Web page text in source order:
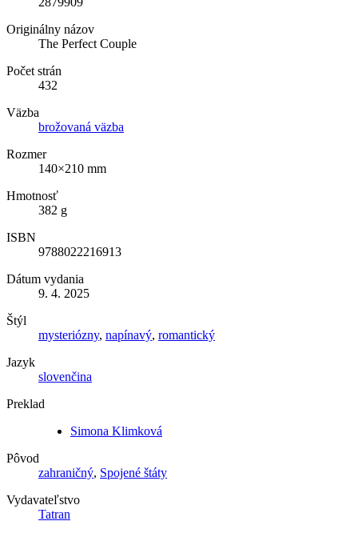
Originálny názov
The Perfect Couple
Počet strán
432
Väzba
brožovaná väzba
Rozmer
140×210 mm
Hmotnosť
382 g
ISBN
9788022216913
Dátum vydania
9. 4. 2025
Štýl
mysteriózny, napínavý, romantický
Jazyk
slovenčina
Preklad
Simona Klimková
Pôvod
zahraničný, Spojené štáty
Vydavateľstvo
Tatran